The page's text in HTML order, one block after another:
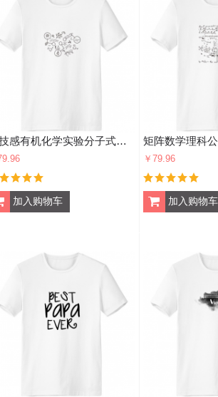
科技感有机化学实验分子式插画 男女白色短袖T恤创意纪念衫个性T恤衫礼物
￥79.96